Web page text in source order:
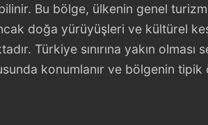
Bu bölge, ülkenin genel
doğa yürüyüşleri ve kültürel
Türkiye sınırına yakın olması
konumlanır ve bölgenin tipik